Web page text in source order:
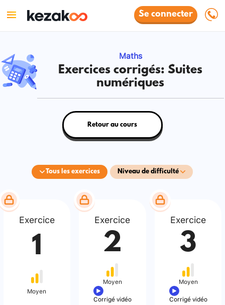
Se connecter
Maths
Exercices corrigés: Suites
numériques
Tous les exercices Niveau de difficulté
Retour au cours
Exercice
1
Moyen
Exercice
2
Moyen
Corrigé vidéo
Exercice
3
Moyen
Corrigé vidéo